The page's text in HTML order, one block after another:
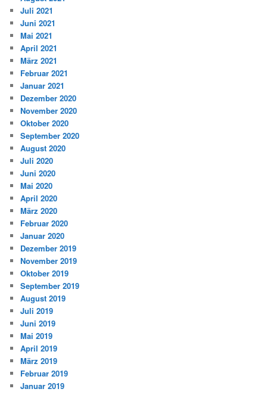
Juli 2021
Juni 2021
Mai 2021
April 2021
März 2021
Februar 2021
Januar 2021
Dezember 2020
November 2020
Oktober 2020
September 2020
August 2020
Juli 2020
Juni 2020
Mai 2020
April 2020
März 2020
Februar 2020
Januar 2020
Dezember 2019
November 2019
Oktober 2019
September 2019
August 2019
Juli 2019
Juni 2019
Mai 2019
April 2019
März 2019
Februar 2019
Januar 2019